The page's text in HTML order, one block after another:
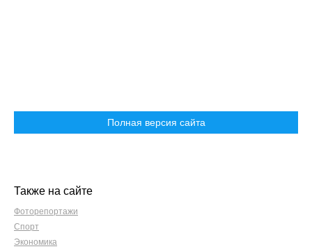
Полная версия сайта
Также на сайте
Фоторепортажи
Спорт
Экономика